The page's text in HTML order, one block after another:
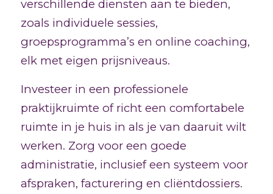
verschillende diensten aan te bieden,
zoals individuele sessies,
groepsprogramma’s en online coaching,
elk met eigen prijsniveaus.
Investeer in een professionele
praktijkruimte of richt een comfortabele
ruimte in je huis in als je van daaruit wilt
werken. Zorg voor een goede
administratie, inclusief een systeem voor
afspraken, facturering en cliëntdossiers.